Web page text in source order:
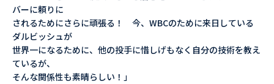
バーに頼りに
されるためにさらに頑張る！ 今、WBCのために来日している
ダルビッシュが
世界一になるために、他の投手に惜しげもなく自分の技術を教え
ているが、
そんな関係性も素晴らしい！」